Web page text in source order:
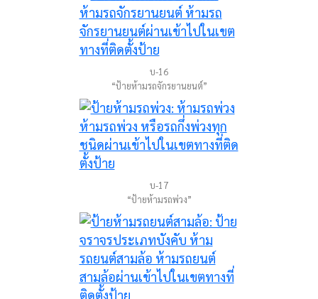
บ-16
“ป้ายห้ามรถจักรยานยนต์”
บ-17
“ป้ายห้ามรถพ่วง”